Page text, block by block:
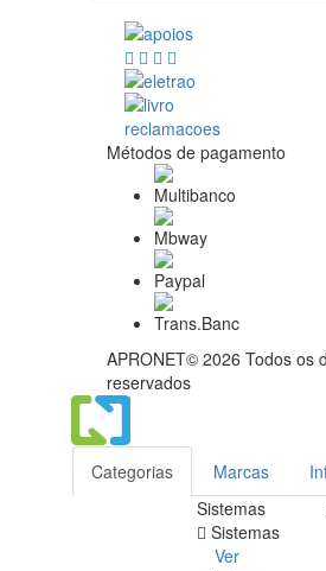
Métodos de pagamento
APRONET© 2026 Todos os
reservados
Categorias Marcas
Sistemas
Sistemas
Ver